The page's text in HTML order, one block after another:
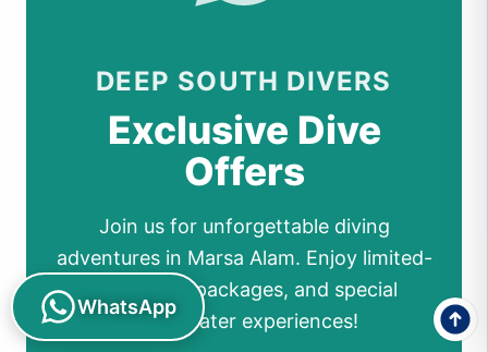
DEEP SOUTH DIVERS
Exclusive Dive
Offers
Join us for unforgettable diving
adventures in Marsa Alam. Enjoy limited-
time deals, packages, and special
underwater experiences!
WhatsApp